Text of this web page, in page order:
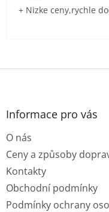
+ Nizke ceny,rychle
Z
Informace pro vás
O nás
Ceny a způsoby
Kontakty
Obchodní podmínky
Podmínky ochrany